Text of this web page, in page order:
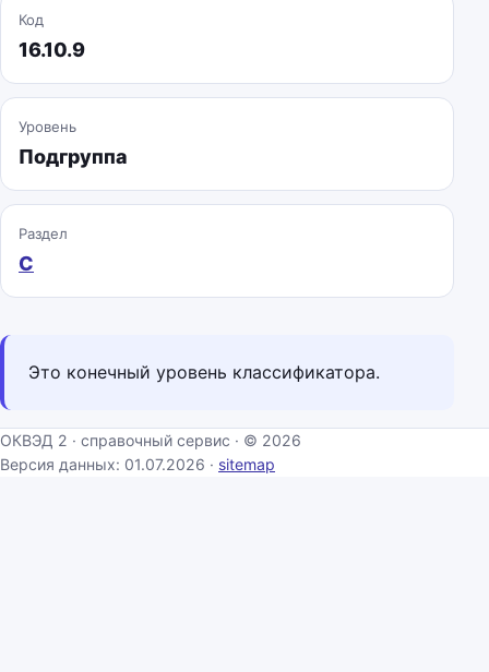
Код
16.10.9
Уровень
Подгруппа
Раздел
C
Это конечный уровень классификатора.
ОКВЭД 2 · справочный сервис · © 2026
Версия данных: 01.07.2026 · sitemap